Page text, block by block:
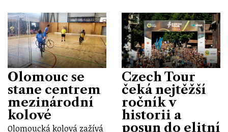
Olomouc se
stane centrem
mezinárodní
kolové
Olomoucká kolová zažívá
Czech Tour
čeká nejtěžší
ročník v
historii a
posun do elitní